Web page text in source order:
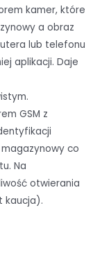
kamer, które
a obraz
lub telefonu
aplikacji. Daje
GSM z
co
Na
otwierania
kaucja).